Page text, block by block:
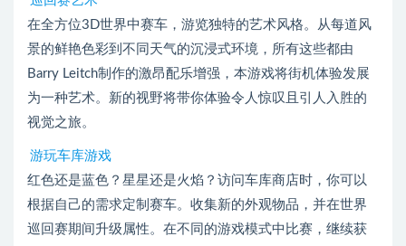
在全方位3D世界中赛车，游览独特的艺术风格。从每道风
景的鲜艳色彩到不同天气的沉浸式环境，所有这些都由
Barry Leitch制作的激昂配乐增强，本游戏将街机体验发展
为一种艺术。新的视野将带你体验令人惊叹且引人入胜的
视觉之旅。
游玩车库游戏
红色还是蓝色？星星还是火焰？访问车库商店时，你可以
根据自己的需求定制赛车。收集新的外观物品，并在世界
巡回赛期间升级属性。在不同的游戏模式中比赛，继续获